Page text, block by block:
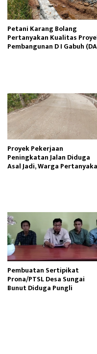
Petani Karang Bolang
Pertanyakan Kualitas
Pembangunan D I Gabuh
Proyek Pekerjaan
Peningkatan Jalan Diduga
Asal Jadi, Warga
Pembuatan Sertipikat
Prona/PTSL Desa Sungai
Bunut Diduga Pungli